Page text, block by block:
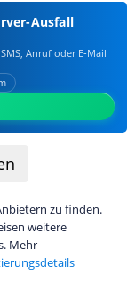
Ausfall
Anruf oder E‑Mail
zu finden.
weitere
Mehr